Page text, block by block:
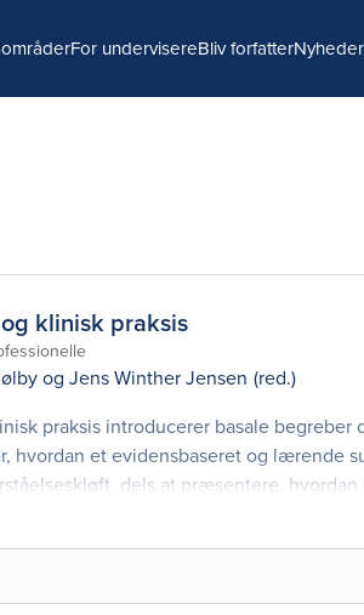
For undervisereBliv forfatterNyheder
klinisk praksis
og Jens Winther Jensen (red.)
praksis introducerer basale
hvordan et evidensbaseret og lærende
dels at præsentere,